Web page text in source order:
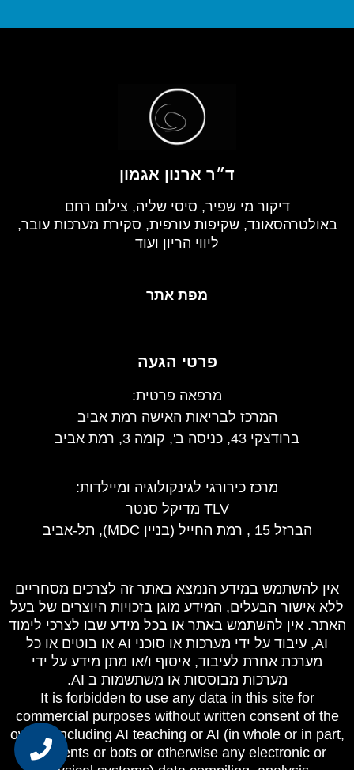
ד״ר ארנון אגמון
דיקור מי שפיר, סיסי שליה, צילום רחם
באולטרהסאונד, שקיפות עורפית, סקירת מערכות עובר,
ליווי הריון ועוד
מפת אתר
פרטי הגעה
מרפאה פרטית:
המרכז לבריאות האישה רמת אביב
ברודצקי 43, כניסה ב', קומה 3, רמת אביב
מרכז כירורגי לגינקולוגיה ומיילדות:
TLV מדיקל סנטר
הברזל 15 , רמת החייל (בניין MDC), תל-אביב
אין להשתמש במידע הנמצא באתר זה לצרכים מסחריים
ללא אישור הבעלים, המידע מוגן בזכויות היוצרים של בעל
האתר. אין להשתמש באתר או בכל מידע שבו לצרכי לימוד
AI, עיבוד על ידי מערכות או סוכני AI או בוטים או כל
מערכת אחרת לעיבוד, איסוף ו/או מתן מידע על ידי
מערכות מבוססות או משתשמות ב AI.
It is forbidden to use any data in this site for
commercial purposes without written consent of the
owner, including AI teaching or AI (in whole or in part,
as agents or bots or otherwise any electronic or